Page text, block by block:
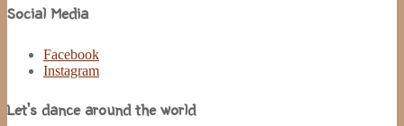
Social Media
Facebook
Instagram
Let’s dance around the world